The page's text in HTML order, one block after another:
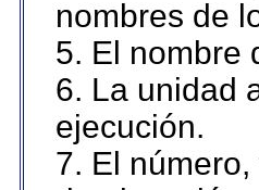
nombres de
5. El nombre
6. La unidad
ejecución.
7. El